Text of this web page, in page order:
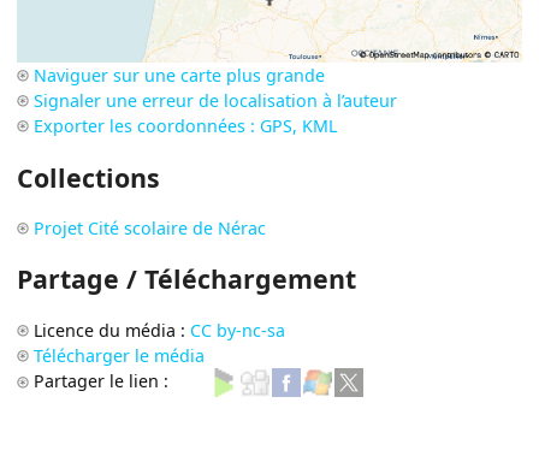
Naviguer sur une carte plus grande
Signaler une erreur de localisation à l’auteur
Exporter les coordonnées : GPS, KML
Collections
Projet Cité scolaire de Nérac
Partage / Téléchargement
Licence du média : CC by-nc-sa
Télécharger le média
Partager le lien :